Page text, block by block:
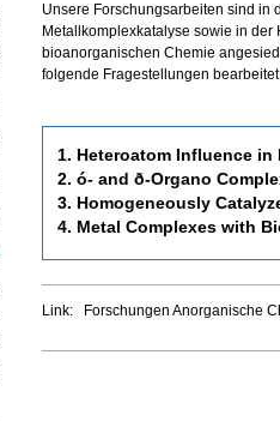
Unsere Forschungsarbeiten sind in
Metallkomplexkatalyse sowie in
bioanorganischen Chemie
folgende Fragestellungen
1. Heteroatom Influence
2. ó- and ð-Organo
3. Homogeneously
4. Metal Complexes with
Link: Forschungen Anorganische